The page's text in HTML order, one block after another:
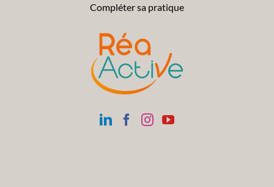
Compléter sa pratique